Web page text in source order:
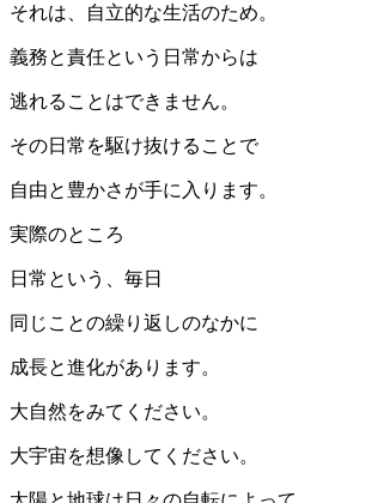
それは、自立的な生活のため。
義務と責任という日常からは
逃れることはできません。
その日常を駆け抜けることで
自由と豊かさが手に入ります。
実際のところ
日常という、毎日
同じことの繰り返しのなかに
成長と進化があります。
大自然をみてください。
大宇宙を想像してください。